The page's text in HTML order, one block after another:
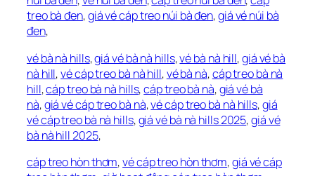
treo bà đen,giá vé cáp treo núi bà đen,giá vé núi bà
đen,
vé bà nà hills,giá vé bà nà hills,vé bà nà hill,giá vé bà
nà hill,vé cáp treo bà nà hill,vé bà nà,cáp treo bà nà
hill,cáp treo bà nà hills,cáp treo bà nà,giá vé bà
nà,giá vé cáp treo bà nà,vé cáp treo bà nà hills,giá
vé cáp treo bà nà hills,giá vé bà nà hills 2025,giá vé
bà nà hill 2025,
cáp treo hòn thơm,vé cáp treo hòn thơm,giá vé cáp